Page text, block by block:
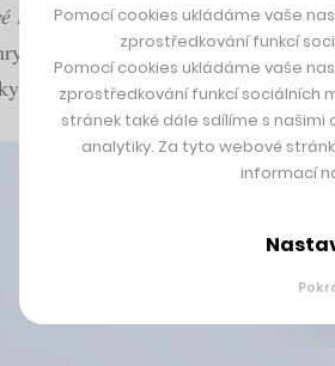
Bulánky pohrávali a nakonec
Jaroslav Wagner a doplňuje, že
dnešních her.
Pomocí cookies ukládáme vaše
zprostředkování funkcí
Pomocí cookies ukládáme vaše
zprostředkování funkcí sociálních
stránek také dále sdílíme s
analytiky. Za tyto webové
informací